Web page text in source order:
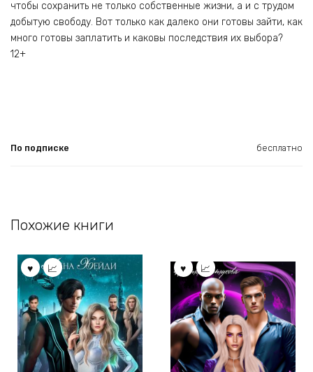
чтобы сохранить не только собственные жизни, а и с трудом
добытую свободу. Вот только как далеко они готовы зайти, как
много готовы заплатить и каковы последствия их выбора?
12+
По подписке бесплатно
Похожие книги